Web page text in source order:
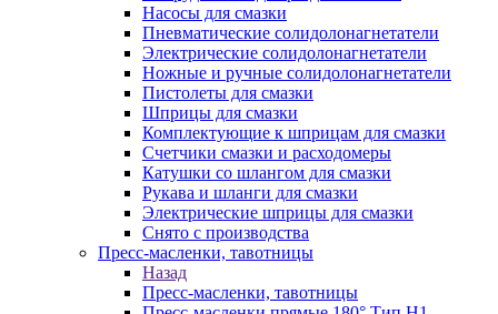
Насосы для смазки
Пневматические солидолонагнетатели
Электрические солидолонагнетатели
Ножные и ручные солидолонагнетатели
Пистолеты для смазки
Шприцы для смазки
Комплектующие к шприцам для смазки
Счетчики смазки и расходомеры
Катушки со шлангом для смазки
Рукава и шланги для смазки
Электрические шприцы для смазки
Снято с производства
Пресс-масленки, тавотницы
Назад
Пресс-масленки, тавотницы